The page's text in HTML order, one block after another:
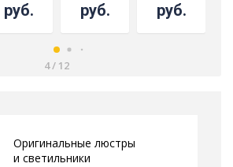
руб.
руб.
руб.
4/ 12
Оригинальные люстры
и светильники